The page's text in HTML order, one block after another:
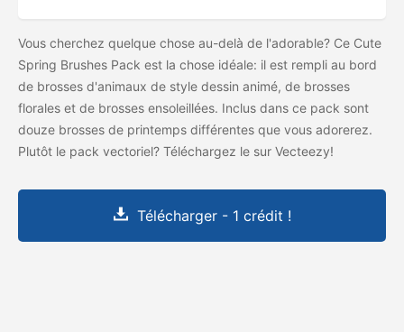
Vous cherchez quelque chose au-delà de l'adorable? Ce Cute
Spring Brushes Pack est la chose idéale: il est rempli au bord
de brosses d'animaux de style dessin animé, de brosses
florales et de brosses ensoleillées. Inclus dans ce pack sont
douze brosses de printemps différentes que vous adorerez.
Plutôt le pack vectoriel? Téléchargez le sur Vecteezy!
Télécharger - 1 crédit !